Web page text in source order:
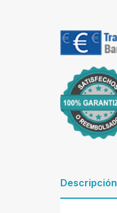
Descripción